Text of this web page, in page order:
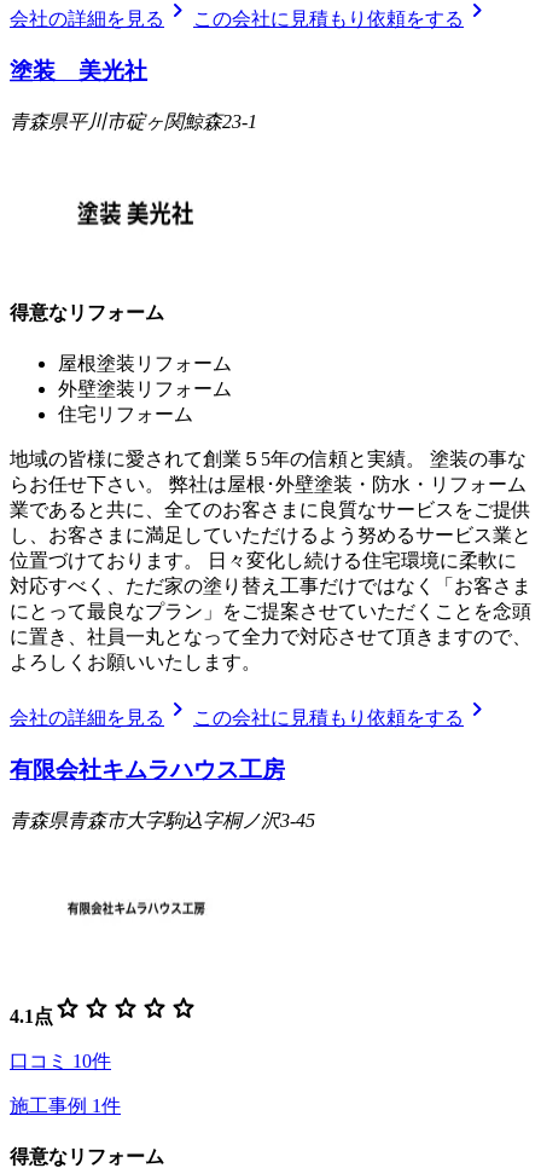
会社の詳細を見る chevron_right この会社に見積もり依頼をする chevron_right
塗装 美光社
青森県平川市碇ヶ関鯨森23-1
得意なリフォーム
屋根塗装リフォーム
外壁塗装リフォーム
住宅リフォーム
地域の皆様に愛されて創業５5年の信頼と実績。 塗装の事な
らお任せ下さい。 弊社は屋根･外壁塗装・防水・リフォーム
業であると共に、全てのお客さまに良質なサービスをご提供
し、お客さまに満足していただけるよう努めるサービス業と
位置づけております。 日々変化し続ける住宅環境に柔軟に
対応すべく、ただ家の塗り替え工事だけではなく「お客さま
にとって最良なプラン」をご提案させていただくことを念頭
に置き、社員一丸となって全力で対応させて頂きますので、
よろしくお願いいたします。
会社の詳細を見る chevron_right この会社に見積もり依頼をする chevron_right
有限会社キムラハウス工房
青森県青森市大字駒込字桐ノ沢3-45
4.1 点 star star star star star
口コミ 10件
施工事例 1件
得意なリフォーム